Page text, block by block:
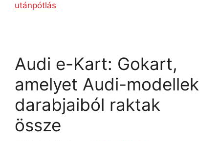
utánpótlás
Audi e-Kart: Gokart,
amelyet Audi-modellek
darabjaiból raktak
össze